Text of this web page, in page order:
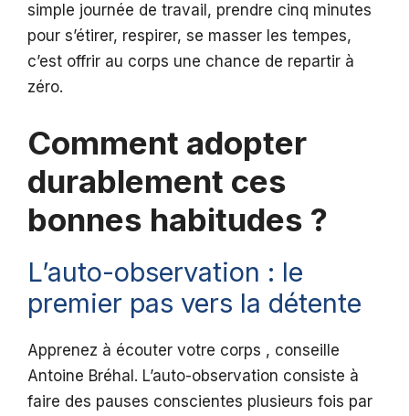
simple journée de travail, prendre cinq minutes
pour s’étirer, respirer, se masser les tempes,
c’est offrir au corps une chance de repartir à
zéro.
Comment adopter
durablement ces
bonnes habitudes ?
L’auto-observation : le
premier pas vers la détente
Apprenez à écouter votre corps , conseille
Antoine Bréhal. L’auto-observation consiste à
faire des pauses conscientes plusieurs fois par